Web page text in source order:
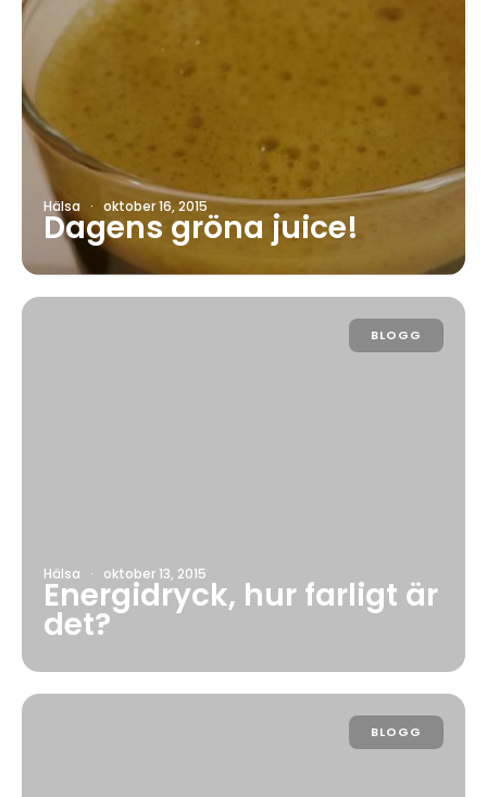
Hälsa · oktober 16, 2015
Dagens gröna juice!
BLOGG
Hälsa · oktober 13, 2015
Energidryck, hur farligt är
det?
BLOGG